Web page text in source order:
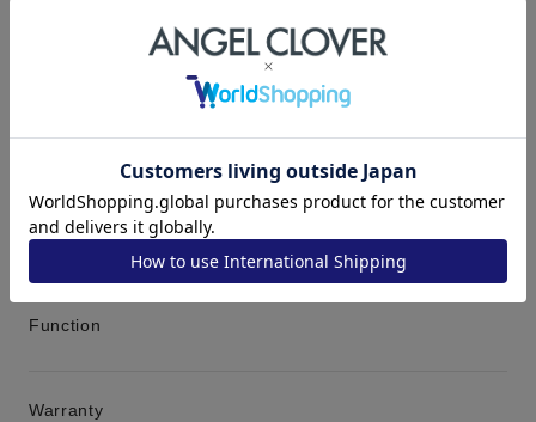
箱 保証書 取扱説明書
ミネラルガラス
Band
Function
Warranty